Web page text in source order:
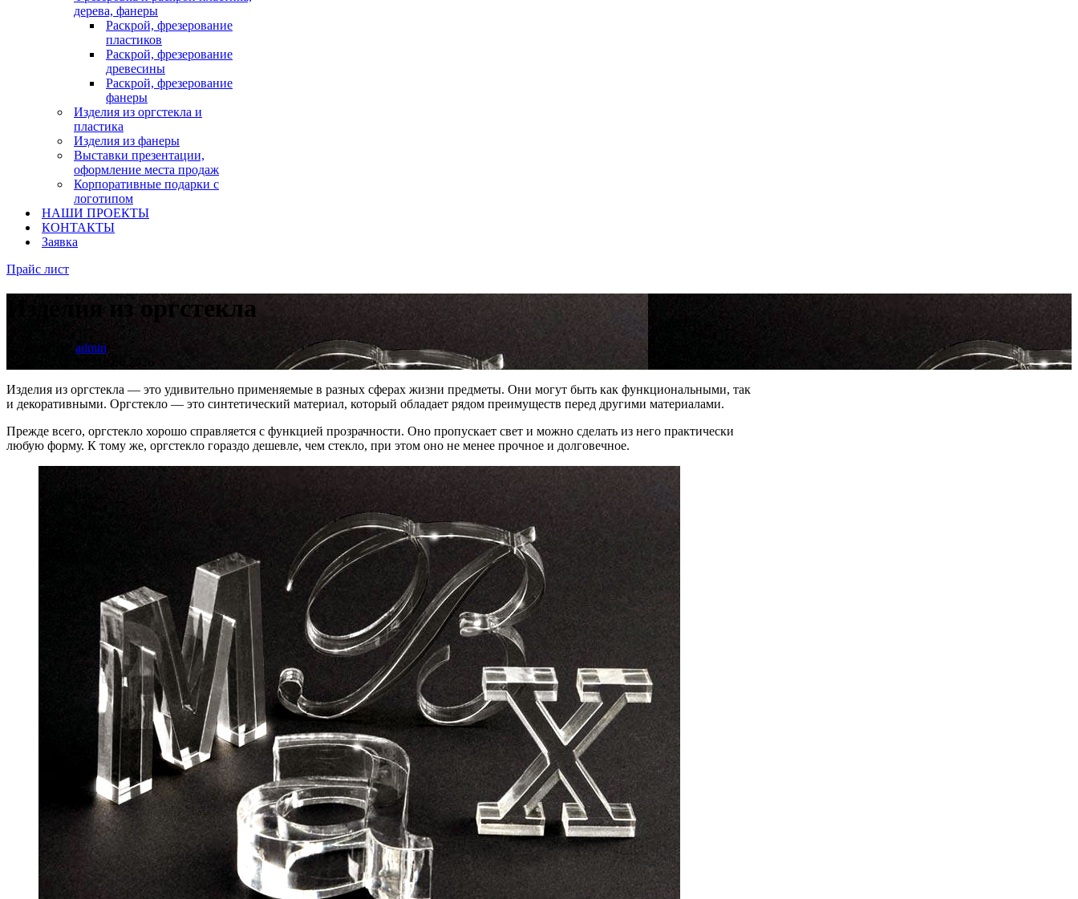
дерева, фанеры
Раскрой, фрезерование
пластиков
Раскрой, фрезерование
древесины
Раскрой, фрезерование
фанеры
Изделия из оргстекла и
пластика
Изделия из фанеры
Выставки презентации,
оформление места продаж
Корпоративные подарки с
логотипом
НАШИ ПРОЕКТЫ
КОНТАКТЫ
Заявка
Прайс лист
Изделия из оргстекла
admin
Изделия из оргстекла — это удивительно применяемые в разных сферах жизни предметы. Они могут быть как функциональными, так
и декоративными. Оргстекло — это синтетический материал, который обладает рядом преимуществ перед другими материалами.
Прежде всего, оргстекло хорошо справляется с функцией прозрачности. Оно пропускает свет и можно сделать из него практически
любую форму. К тому же, оргстекло гораздо дешевле, чем стекло, при этом оно не менее прочное и долговечное.